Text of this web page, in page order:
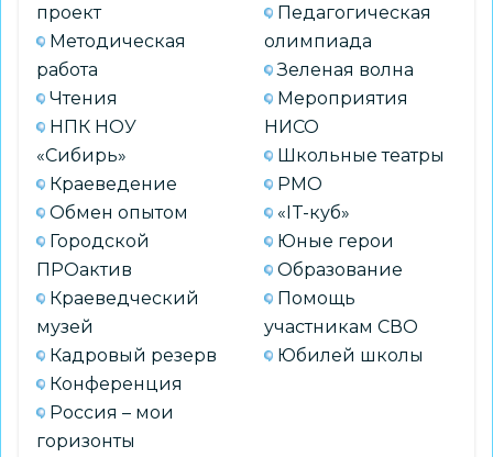
проект
Методическая
работа
Чтения
НПК НОУ
«Сибирь»
Краеведение
Обмен опытом
Городской
ПРОактив
Краеведческий
музей
Кадровый резерв
Конференция
Россия – мои
горизонты
Педагогическая
олимпиада
Зеленая волна
Мероприятия
НИСО
Школьные театры
РМО
«IT-куб»
Юные герои
Образование
Помощь
участникам СВО
Юбилей школы